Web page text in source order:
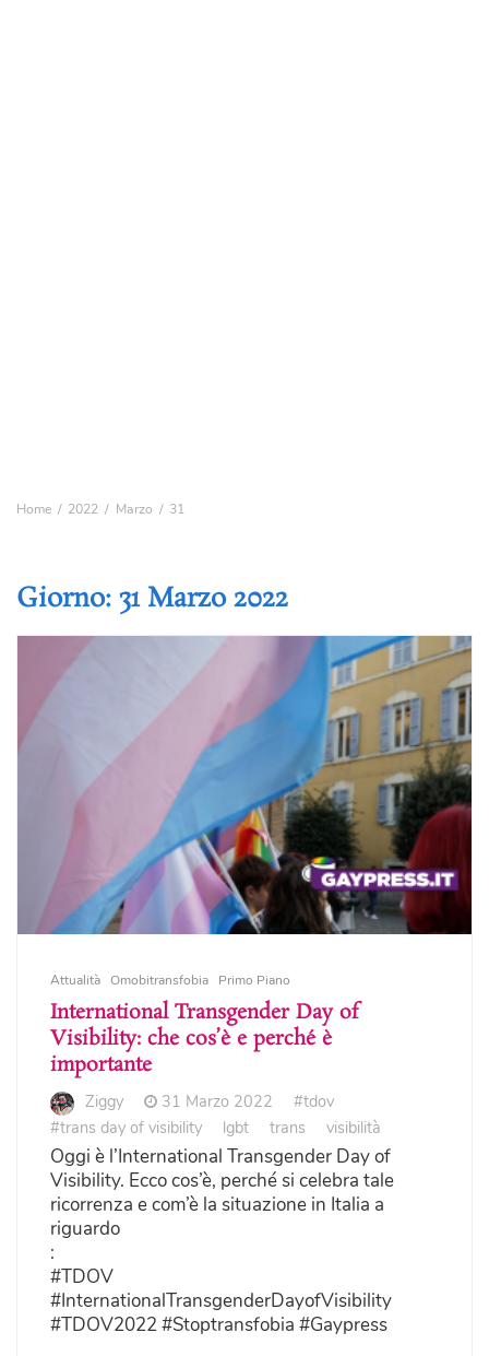
Home 2022 Marzo 31
Giorno: 31 Marzo 2022
Attualità Omobitransfobia Primo Piano
International Transgender Day of
Visibility: che cos’è e perché è
importante
Ziggy 31 Marzo 2022
#tdov
#trans day of visibility
lgbt trans visibilità
Oggi è l’International Transgender Day of
Visibility. Ecco cos’è, perché si celebra tale
ricorrenza e com’è la situazione in Italia a
riguardo
:
#TDOV
#InternationalTransgenderDayofVisibility
#TDOV2022 #Stoptransfobia #Gaypress